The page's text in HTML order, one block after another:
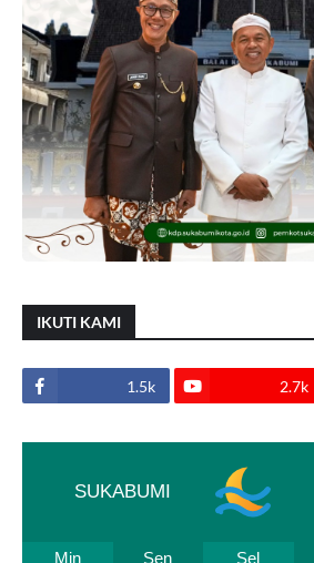
IKUTI KAMI
1.5k 2.7k
SUKABUMI
Min Sen Sel